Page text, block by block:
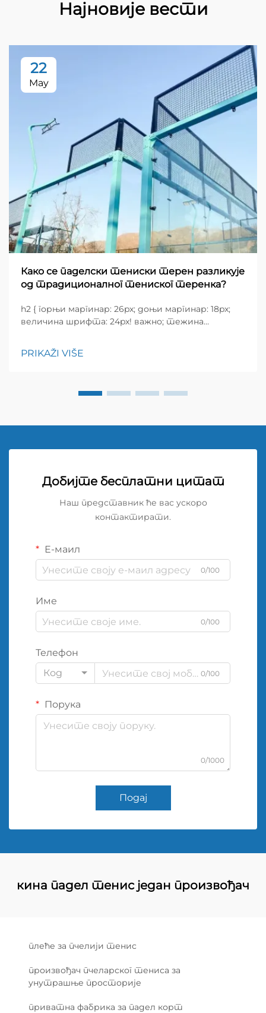
Најновије вести
22
May
Како се паделски тениски терен разликује
од традиционалног тениског теренка?
h2 { горњи маргинар: 26px; доњи маргинар: 18px;
величина шрифта: 24px! важно; тежина
горњи маргинар: 26px; доњи маргинар: 18px;
величина шрифта: 20px!
PRIKAŽI VIŠE
Добијте бесплатни цитат
Наш представник ће вас ускоро
контактирати.
Е-маил
0/100
Име
0/100
Телефон
Код
0/100
Порука
0/1000
Подај
кина падел тенис један произвођач
плеће за пчелији тенис
произвођач пчеларског тениса за
унутрашње просторије
приватна фабрика за падел корт